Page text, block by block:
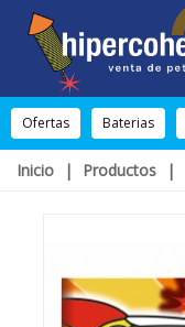
Ofertas Baterias
Inicio | Productos |